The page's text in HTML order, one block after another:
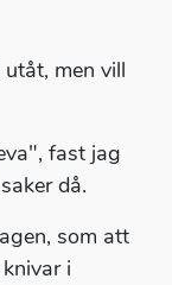
men vill
fast jag
då.
som att
i